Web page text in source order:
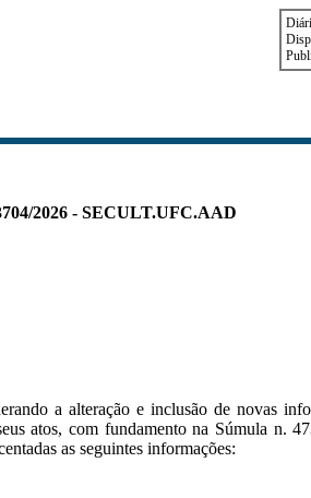
2026 - SECULT.UFC.AAD
a alteração e inclusão de novas
atos, com fundamento na Súmula n.
as seguintes informações: